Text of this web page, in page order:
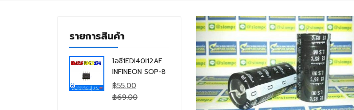
รายการสินค้า
ไอซี1EDI40I12AF
INFINEON SOP-8
฿55.00
฿69.00